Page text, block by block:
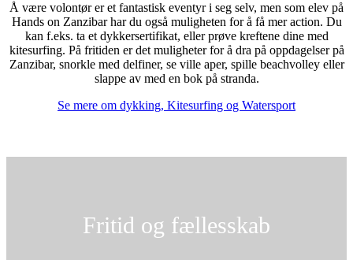
Å være volontør er et fantastisk eventyr i seg selv, men som elev på
Hands on Zanzibar har du også muligheten for å få mer action. Du
kan f.eks. ta et dykkersertifikat, eller prøve kreftene dine med
kitesurfing. På fritiden er det muligheter for å dra på oppdagelser på
Zanzibar, snorkle med delfiner, se ville aper, spille beachvolley eller
slappe av med en bok på stranda.
Se mere om dykking, Kitesurfing og Watersport
Fritid og fællesskab